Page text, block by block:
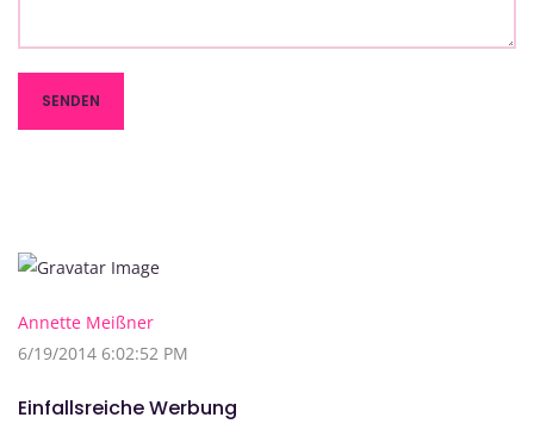
Annette Meißner
6/19/2014 6:02:52 PM
Einfallsreiche Werbung